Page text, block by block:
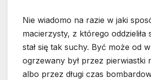
Nie wiadomo na razie w jaki
macierzysty, z którego oddzieliła
stał się tak suchy. Być może od
ogrzewany był przez pierwiastki
albo przez długi czas